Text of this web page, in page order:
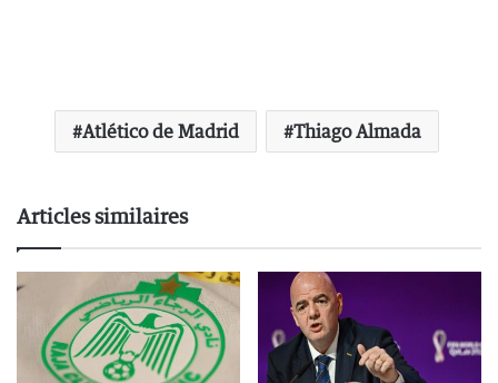
Atlético de Madrid Thiago Almada
Articles similaires